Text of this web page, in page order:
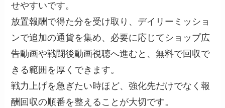
せやすいです。
放置報酬で得た分を受け取り、デイリーミッショ
ンで追加の通貨を集め、必要に応じてショップ広
告動画や戦闘後動画視聴へ進むと、無料で回収で
きる範囲を厚くできます。
戦力上げを急ぎたい時ほど、強化先だけでなく報
酬回収の順番を整えることが大切です。